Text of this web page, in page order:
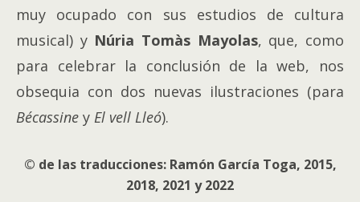
muy ocupado con sus estudios de cultura
musical) y Núria Tomàs Mayolas, que, como
para celebrar la conclusión de la web, nos
obsequia con dos nuevas ilustraciones (para
Bécassine y El vell Lleó).
© de las traducciones: Ramón García Toga, 2015,
2018, 2021 y 2022